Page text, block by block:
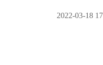
2022-03-18